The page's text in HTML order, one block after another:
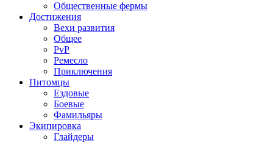
Общественные фермы
Достижения
Вехи развития
Общее
PvP
Ремесло
Приключения
Питомцы
Ездовые
Боевые
Фамильяры
Экипировка
Глайдеры